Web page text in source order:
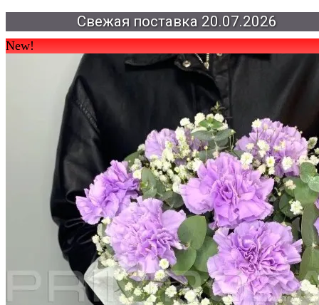
Свежая поставка 20.07.2026
New!